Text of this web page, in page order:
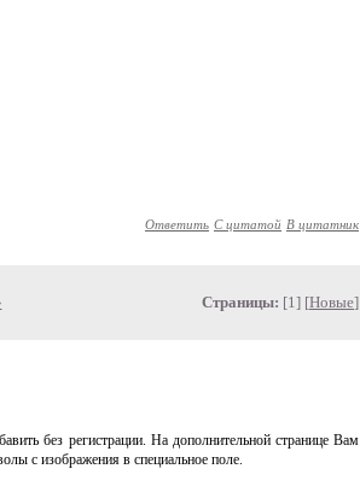
Ответить С цитатой В цитатник
Страницы: [1] [Новые]
без регистрации. На дополнительной странице Вам
с изображения в специальное поле.